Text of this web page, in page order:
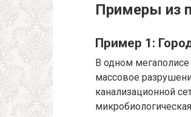
Примеры из
Пример 1:
В одном
массовое
канализационной